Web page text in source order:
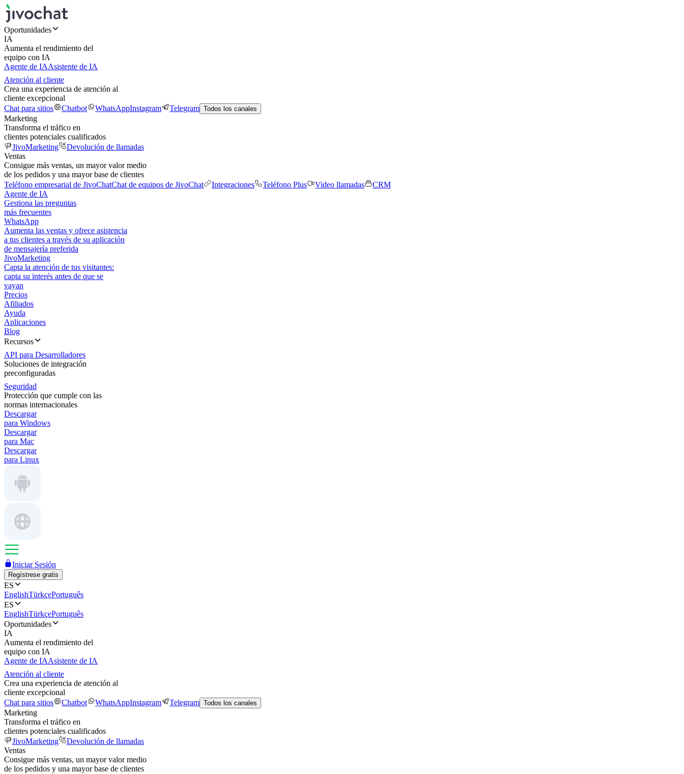
Oportunidades
IA
Aumenta el rendimiento del
equipo con IA
Agente de IAAsistente de IA
Atención al cliente
Crea una experiencia de atención al
cliente excepcional
Chat para sitios
Chatbot WhatsAppInstagram Telegram Todos los canales
Marketing
Transforma el tráfico en
clientes potenciales cualificados
JivoMarketing
Devolución de llamadas
Ventas
Consigue más ventas, un mayor valor medio
de los pedidos y una mayor base de clientes
Teléfono empresarial de JivoChatChat de equipos de JivoChat Integraciones Teléfono Plus Video llamadas
CRM
Agente de IA
Gestiona las preguntas
más frecuentes
WhatsApp
Aumenta las ventas y ofrece asistencia
a tus clientes a través de su aplicación
de mensajería preferida
JivoMarketing
Capta la atención de tus visitantes:
capta su interés antes de que se
vayan
Precios
Afiliados
Ayuda
Aplicaciones
Blog
Recursos
API para Desarrolladores
Soluciones de integración
preconfiguradas
Seguridad
Protección que cumple con las
normas internacionales
Descargar
para Windows
Descargar
para Mac
Descargar
para Linux
Iniciar Sesión
Regístrese gratis
ES
EnglishTürkçePortuguês
ES
EnglishTürkçePortuguês
Oportunidades
IA
Aumenta el rendimiento del
equipo con IA
Agente de IAAsistente de IA
Atención al cliente
Crea una experiencia de atención al
cliente excepcional
Chat para sitios
Chatbot WhatsAppInstagram Telegram Todos los canales
Marketing
Transforma el tráfico en
clientes potenciales cualificados
JivoMarketing
Devolución de llamadas
Ventas
Consigue más ventas, un mayor valor medio
de los pedidos y una mayor base de clientes